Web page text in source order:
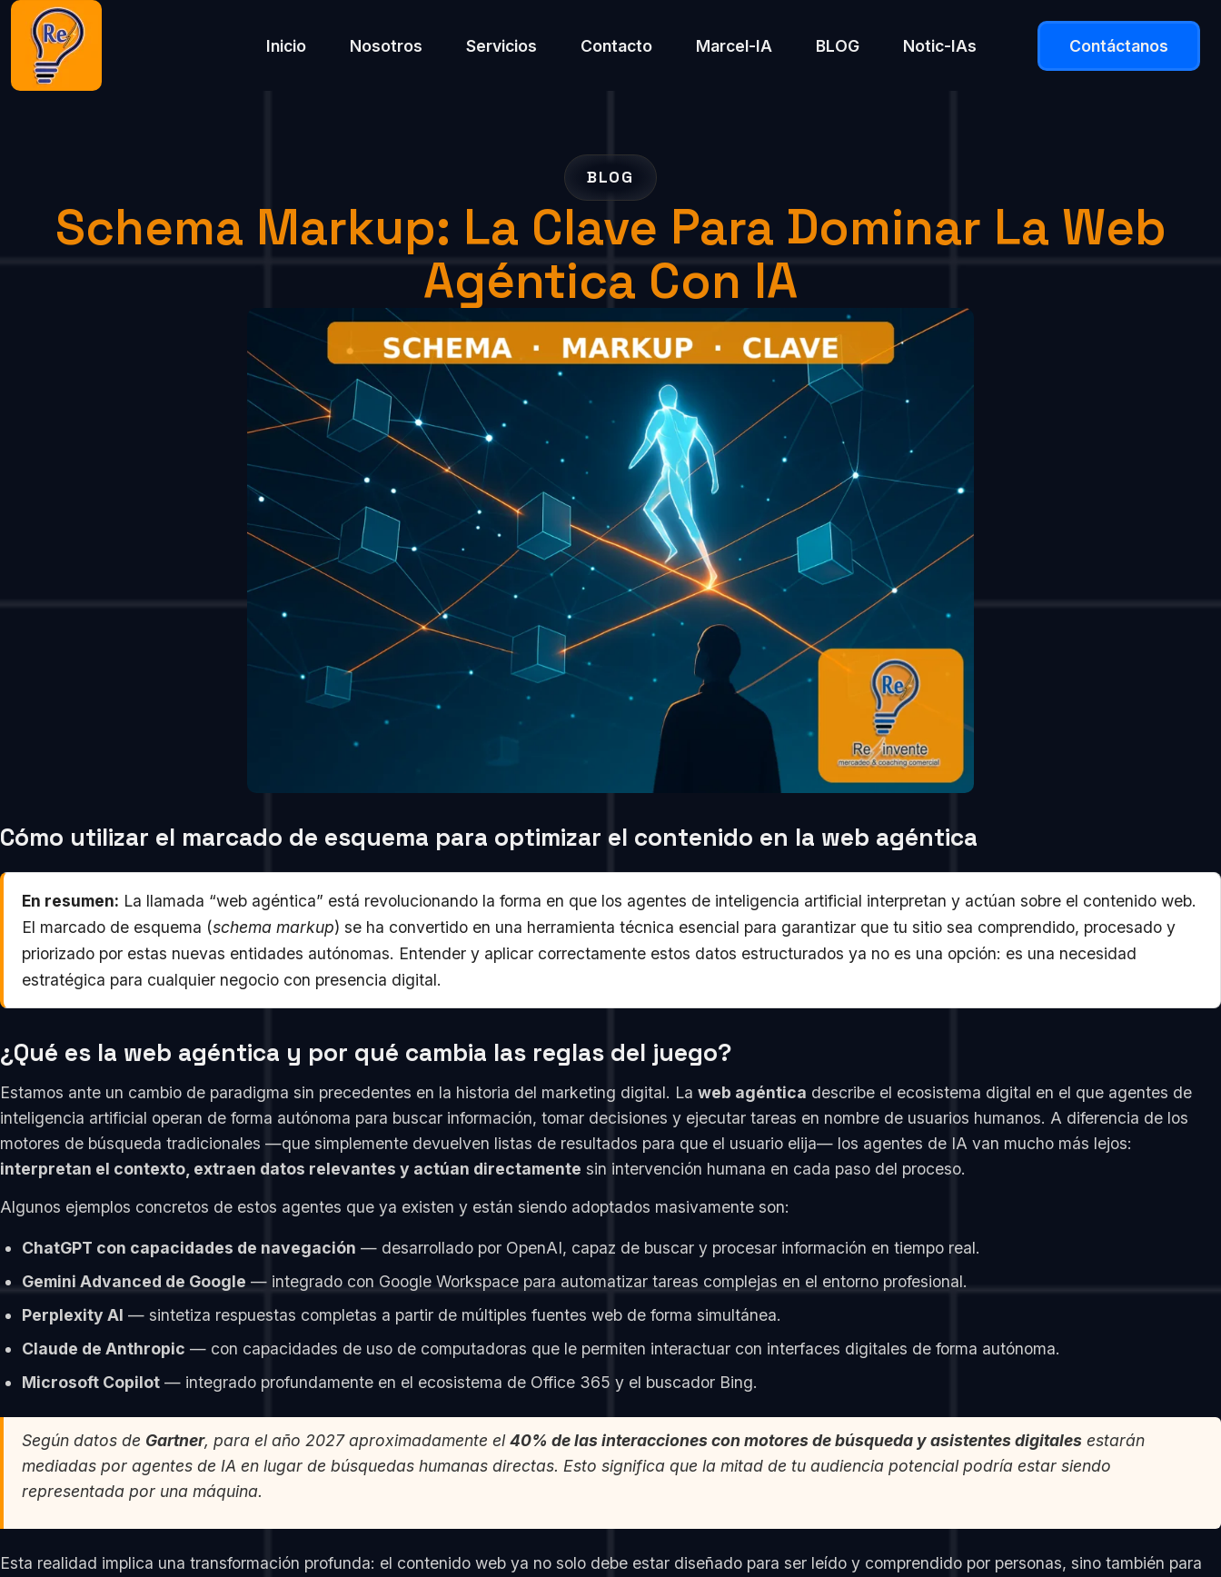
Inicio Nosotros Servicios Contacto Marcel-IA BLOG Notic-IAs Contáctanos
BLOG
Schema Markup: La Clave Para Dominar La Web
Agéntica Con IA
Cómo utilizar el marcado de esquema para optimizar el contenido en la web agéntica
En resumen: La llamada “web agéntica” está revolucionando la forma en que los agentes de inteligencia artificial interpretan y actúan sobre el contenido web.
El marcado de esquema (schema markup) se ha convertido en una herramienta técnica esencial para garantizar que tu sitio sea comprendido, procesado y
priorizado por estas nuevas entidades autónomas. Entender y aplicar correctamente estos datos estructurados ya no es una opción: es una necesidad
estratégica para cualquier negocio con presencia digital.
¿Qué es la web agéntica y por qué cambia las reglas del juego?
Estamos ante un cambio de paradigma sin precedentes en la historia del marketing digital. La web agéntica describe el ecosistema digital en el que agentes de
inteligencia artificial operan de forma autónoma para buscar información, tomar decisiones y ejecutar tareas en nombre de usuarios humanos. A diferencia de los
motores de búsqueda tradicionales —que simplemente devuelven listas de resultados para que el usuario elija— los agentes de IA van mucho más lejos:
interpretan el contexto, extraen datos relevantes y actúan directamente sin intervención humana en cada paso del proceso.
Algunos ejemplos concretos de estos agentes que ya existen y están siendo adoptados masivamente son:
ChatGPT con capacidades de navegación — desarrollado por OpenAI, capaz de buscar y procesar información en tiempo real.
Gemini Advanced de Google — integrado con Google Workspace para automatizar tareas complejas en el entorno profesional.
Perplexity AI — sintetiza respuestas completas a partir de múltiples fuentes web de forma simultánea.
Claude de Anthropic — con capacidades de uso de computadoras que le permiten interactuar con interfaces digitales de forma autónoma.
Microsoft Copilot — integrado profundamente en el ecosistema de Office 365 y el buscador Bing.
Según datos de Gartner, para el año 2027 aproximadamente el40% de las interacciones con motores de búsqueda y asistentes digitales estarán
mediadas por agentes de IA en lugar de búsquedas humanas directas. Esto significa que la mitad de tu audiencia potencial podría estar siendo
representada por una máquina.
Esta realidad implica una transformación profunda: el contenido web ya no solo debe estar diseñado para ser leído y comprendido por personas, sino también para